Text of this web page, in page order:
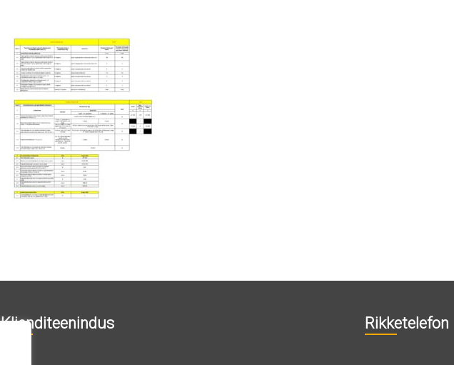
Klienditeenindus Rikketelefon